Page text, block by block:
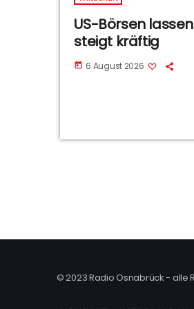
US-Börsen
steigt kräftig
today 6 August 2026
© 2023 Radio Osnabrück - alle